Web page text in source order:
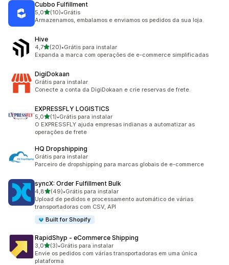
Cubbo Fulfillment
5,0de 5 estrelas
(10)
10 avaliações ao todo
•Grátis
Armazenamos, embalamos e enviamos os pedidos da sua loja.
Hive
4,7de 5 estrelas
(20)
20 avaliações ao todo
•Grátis para instalar
Expanda a marca com operações de e-commerce simplificadas
DigiDokaan
Grátis para instalar
Conecte a conta da DigiDokaan e crie reservas de frete.
EXPRESSFLY LOGISTICS
5,0de 5 estrelas
(1)
1 avaliações ao todo
•Grátis para instalar
O EXPRESSFLY ajuda empresas indianas a automatizar as
operações de frete
HQ Dropshipping
Grátis para instalar
Parceiro de dropshipping para marcas globais de e-commerce
syncX: Order Fulfillment Bulk
4,8de 5 estrelas
(49)
49 avaliações ao todo
•Grátis para instalar
Upload de pedidos e processamento automático de várias
transportadoras com CSV, API
Built for Shopify
RapidShyp ‑ eCommerce Shipping
3,0de 5 estrelas
(3)
3 avaliações ao todo
•Grátis para instalar
Envie os pedidos com várias transportadoras em uma única
plataforma